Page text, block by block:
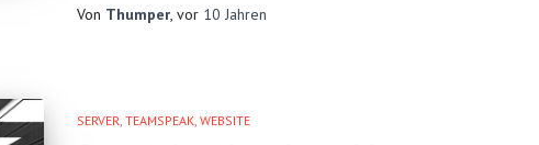
Von Thumper , vor 10 Jahren
SERVER TEAMSPEAK WEBSITE